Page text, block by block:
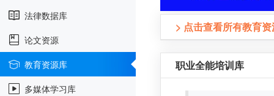
法律数据库
论文资源
教育资源库
多媒体学习库
> 点击查看所有教育
职业全能培训库